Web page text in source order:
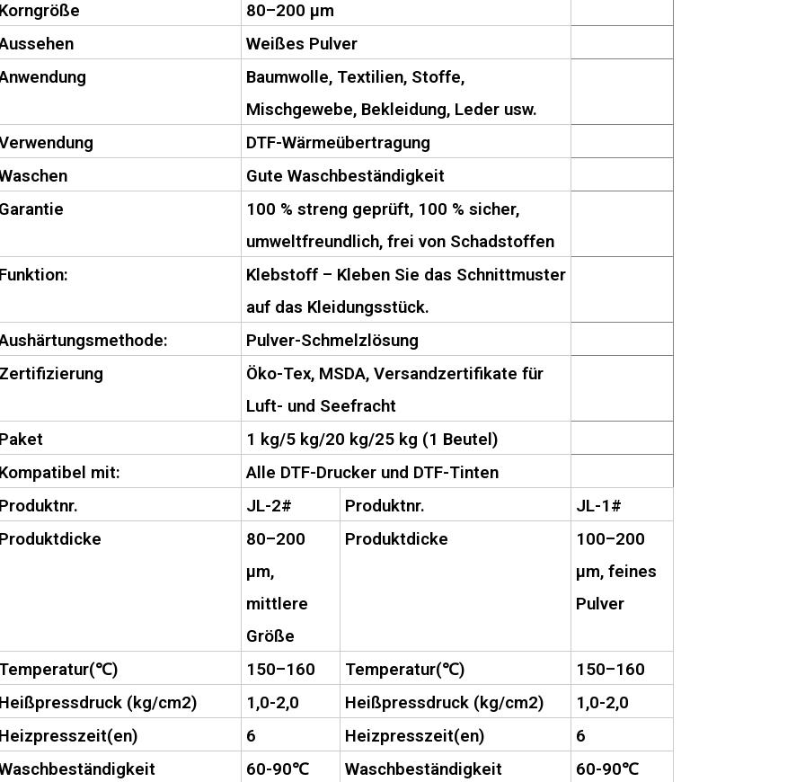
Korngröße
80–200 µm
Weißes Pulver
Baumwolle, Textilien, Stoffe,
Mischgewebe, Bekleidung, Leder usw.
DTF-Wärmeübertragung
Gute Waschbeständigkeit
Garantie
100 % streng geprüft, 100 % sicher,
umweltfreundlich, frei von Schadstoffen
Funktion:
Klebstoff – Kleben Sie das Schnittmuster
auf das Kleidungsstück.
Pulver-Schmelzlösung
Zertifizierung
Öko-Tex, MSDA, Versandzertifikate für
Luft- und Seefracht
Paket
1 kg/5 kg/20 kg/25 kg (1 Beutel)
Kompatibel mit:
Alle DTF-Drucker und DTF-Tinten
Produktnr.
JL-2# Produktnr.
JL-1#
Produktdicke
80–200
µm,
mittlere
Größe
Produktdicke
100–200
µm, feines
Pulver
Temperatur(℃) 150–160 Temperatur(℃)
150–160
Heißpressdruck (kg/cm2)
1,0-2,0 Heißpressdruck (kg/cm2)
1,0-2,0
Heizpresszeit(en)
6 Heizpresszeit(en)
6
60-90℃ Waschbeständigkeit 60-90℃